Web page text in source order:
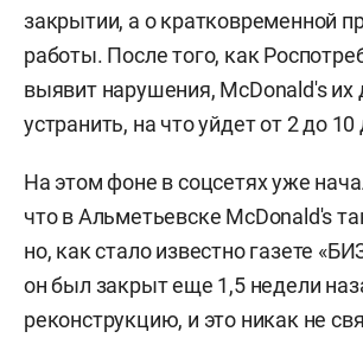
закрытии, а о кратковременной
работы. После того, как
выявит нарушения, МсDonald's их
устранить, на что уйдет от 2 до 10
На этом фоне в соцсетях уже
что в Альметьевске МсDonald's
но, как стало известно газете
он был закрыт еще 1,5 недели
реконструкцию, и это никак не